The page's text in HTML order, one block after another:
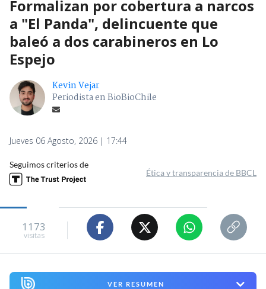
Formalizan por cobertura a narcos
a "El Panda", delincuente que
baleó a dos carabineros en Lo
Espejo
Kevin Vejar
Periodista en BioBioChile
Jueves 06 Agosto, 2026 | 17:44
Seguimos criterios de
Ética y transparencia de BBCL
1173
visitas
VER RESUMEN